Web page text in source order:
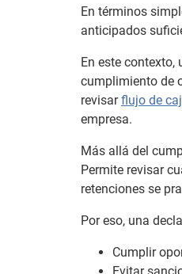
En términos
anticipados
En este
cumplimiento de
revisarflujo de
empresa.
Más allá del
Permite revisar
retenciones se
Por eso, una
Cumplir